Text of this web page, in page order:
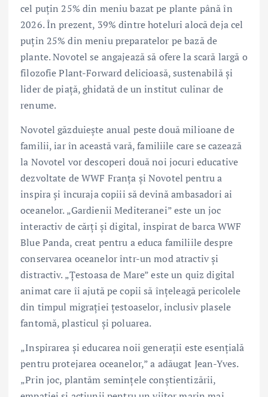
cel puțin 25% din meniu bazat pe plante până în
2026. În prezent, 39% dintre hoteluri alocă deja cel
puțin 25% din meniu preparatelor pe bază de
plante. Novotel se angajează să ofere la scară largă o
filozofie Plant-Forward delicioasă, sustenabilă și
lider de piață, ghidată de un institut culinar de
renume.
Novotel găzduiește anual peste două milioane de
familii, iar în această vară, familiile care se cazează
la Novotel vor descoperi două noi jocuri educative
dezvoltate de WWF Franța și Novotel pentru a
inspira și încuraja copiii să devină ambasadori ai
oceanelor. „Gardienii Mediteranei” este un joc
interactiv de cărți și digital, inspirat de barca WWF
Blue Panda, creat pentru a educa familiile despre
conservarea oceanelor într-un mod atractiv și
distractiv. „Țestoasa de Mare” este un quiz digital
animat care îi ajută pe copii să înțeleagă pericolele
din timpul migrației țestoaselor, inclusiv plasele
fantomă, plasticul și poluarea.
„Inspirarea și educarea noii generații este esențială
pentru protejarea oceanelor,” a adăugat Jean-Yves.
„Prin joc, plantăm semințele conștientizării,